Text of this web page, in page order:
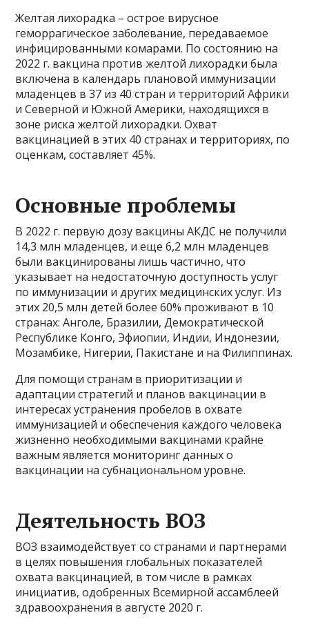
Желтая лихорадка – острое вирусное
геморрагическое заболевание, передаваемое
инфицированными комарами. По состоянию на
2022 г. вакцина против желтой лихорадки была
включена в календарь плановой иммунизации
младенцев в 37 из 40 стран и территорий Африки
и Северной и Южной Америки, находящихся в
зоне риска желтой лихорадки. Охват
вакцинацией в этих 40 странах и территориях, по
оценкам, составляет 45%.
Основные проблемы
В 2022 г. первую дозу вакцины АКДС не получили
14,3 млн младенцев, и еще 6,2 млн младенцев
были вакцинированы лишь частично, что
указывает на недостаточную доступность услуг
по иммунизации и других медицинских услуг. Из
этих 20,5 млн детей более 60% проживают в 10
странах: Анголе, Бразилии, Демократической
Республике Конго, Эфиопии, Индии, Индонезии,
Мозамбике, Нигерии, Пакистане и на Филиппинах.
Для помощи странам в приоритизации и
адаптации стратегий и планов вакцинации в
интересах устранения пробелов в охвате
иммунизацией и обеспечения каждого человека
жизненно необходимыми вакцинами крайне
важным является мониторинг данных о
вакцинации на субнациональном уровне.
Деятельность ВОЗ
ВОЗ взаимодействует со странами и партнерами
в целях повышения глобальных показателей
охвата вакцинацией, в том числе в рамках
инициатив, одобренных Всемирной ассамблеей
здравоохранения в августе 2020 г.